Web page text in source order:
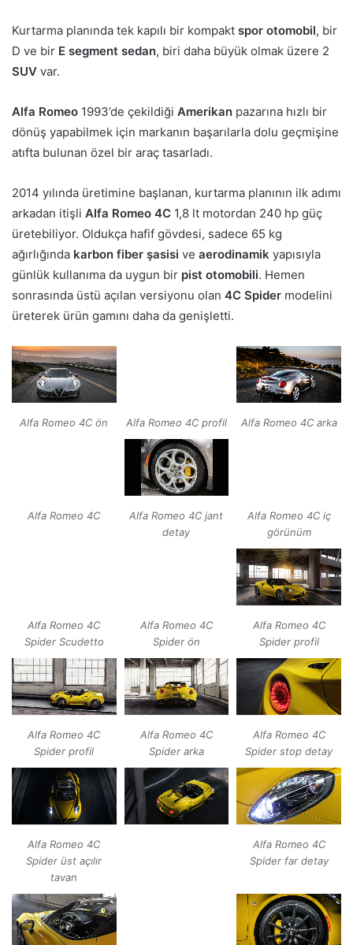
Kurtarma planında tek kapılı bir kompakt spor otomobil, bir
D ve bir E segment sedan, biri daha büyük olmak üzere 2
SUV var.
Alfa Romeo 1993’de çekildiği Amerikan pazarına hızlı bir
dönüş yapabilmek için markanın başarılarla dolu geçmişine
atıfta bulunan özel bir araç tasarladı.
2014 yılında üretimine başlanan, kurtarma planının ilk adımı
arkadan itişli Alfa Romeo 4C 1,8 lt motordan 240 hp güç
üretebiliyor. Oldukça hafif gövdesi, sadece 65 kg
ağırlığında karbon fiber şasisi ve aerodinamik yapısıyla
günlük kullanıma da uygun bir pist otomobili. Hemen
sonrasında üstü açılan versiyonu olan 4C Spider modelini
üreterek ürün gamını daha da genişletti.
Alfa Romeo 4C ön Alfa Romeo 4C profil Alfa Romeo 4C arka
Alfa Romeo 4C
Alfa Romeo 4C jant
detay
Alfa Romeo 4C iç
görünüm
Alfa Romeo 4C
Spider Scudetto
Alfa Romeo 4C
Spider ön
Alfa Romeo 4C
Spider profil
Alfa Romeo 4C
Spider profil
Alfa Romeo 4C
Spider arka
Alfa Romeo 4C
Spider stop detay
Alfa Romeo 4C
Spider üst açılır
tavan
Alfa Romeo 4C
Spider far detay